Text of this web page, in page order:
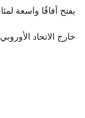
يفتح آفاقًا واسعة
خارج الاتحاد الأوروبي.